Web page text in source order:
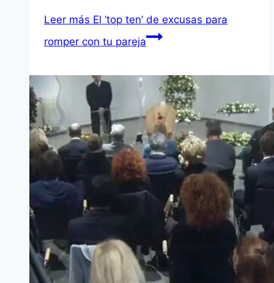
Leer más El ‘top ten’ de excusas para
romper con tu pareja